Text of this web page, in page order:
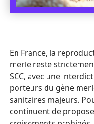
En France, la
merle reste
SCC, avec une
porteurs du gène
sanitaires majeurs.
continuent de